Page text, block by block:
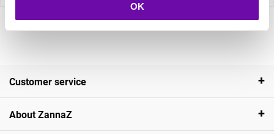
OK
Customer service
About ZannaZ